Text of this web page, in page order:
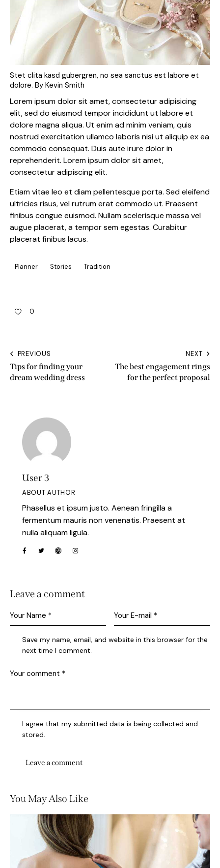
Stet clita kasd gubergren, no sea sanctus est labore et
dolore. By Kevin Smith
Lorem ipsum dolor sit amet, consectetur adipisicing
elit, sed do eiusmod tempor incididunt ut labore et
dolore magna aliqua. Ut enim ad minim veniam, quis
nostrud exercitation ullamco laboris nisi ut aliquip ex ea
commodo consequat. Duis aute irure dolor in
reprehenderit. Lorem ipsum dolor sit amet,
consectetur adipiscing elit.
Etiam vitae leo et diam pellentesque porta. Sed eleifend
ultricies risus, vel rutrum erat commodo ut. Praesent
finibus congue euismod. Nullam scelerisque massa vel
augue placerat, a tempor sem egestas. Curabitur
placerat finibus lacus.
Planner Stories Tradition
0
PREVIOUS
Tips for finding your
dream wedding dress
NEXT
The best engagement rings
for the perfect proposal
User 3
ABOUT AUTHOR
Phasellus et ipsum justo. Aenean fringilla a
fermentum mauris non venenatis. Praesent at
nulla aliquam ligula.
Leave a comment
Save my name, email, and website in this browser for the
next time I comment.
I agree that my submitted data is being collected and
stored.
You May Also Like